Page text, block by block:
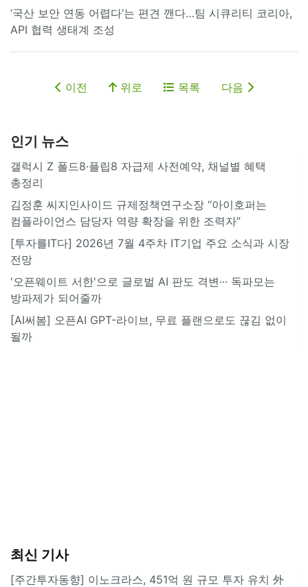
‘국산 보안 연동 어렵다’는 편견 깬다…팀 시큐리티 코리아,
API 협력 생태계 조성
이전 위로 목록 다음
인기 뉴스
갤럭시 Z 폴드8·플립8 자급제 사전예약, 채널별 혜택
총정리
김정훈 씨지인사이드 규제정책연구소장 “아이호퍼는
컴플라이언스 담당자 역량 확장을 위한 조력자”
[투자를IT다] 2026년 7월 4주차 IT기업 주요 소식과 시장
전망
'오픈웨이트 서한'으로 글로벌 AI 판도 격변··· 독파모는
방파제가 되어줄까
[AI써봄] 오픈AI GPT-라이브, 무료 플랜으로도 끊김 없이
될까
최신 기사
[주간투자동향] 이노크라스, 451억 원 규모 투자 유치 外